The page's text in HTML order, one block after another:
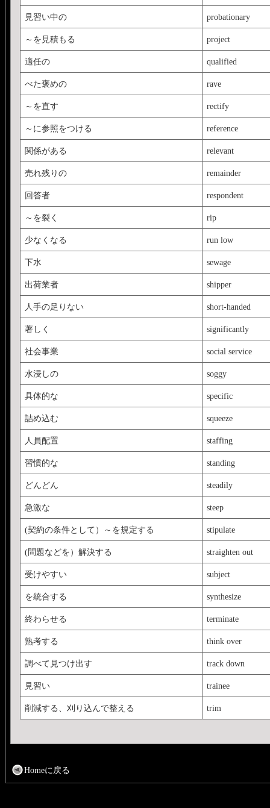
見習い中の probationary
～を見積もる project
適任の qualified
べた褒めの rave
～を直す rectify
～に参照をつける reference
関係がある relevant
売れ残りの remainder
回答者 respondent
～を裂く rip
少なくなる run low
下水 sewage
出荷業者 shipper
人手の足りない short-handed
著しく significantly
社会事業 social service
水浸しの soggy
具体的な specific
詰め込む squeeze
人員配置 staffing
習慣的な standing
どんどん steadily
急激な steep
(契約の条件として）～を規定する stipulate
(問題などを）解決する straighten out
受けやすい subject
を統合する synthesize
終わらせる terminate
熟考する think over
調べて見つけ出す track down
見習い trainee
削減する、刈り込んで整える trim
Homeに戻る